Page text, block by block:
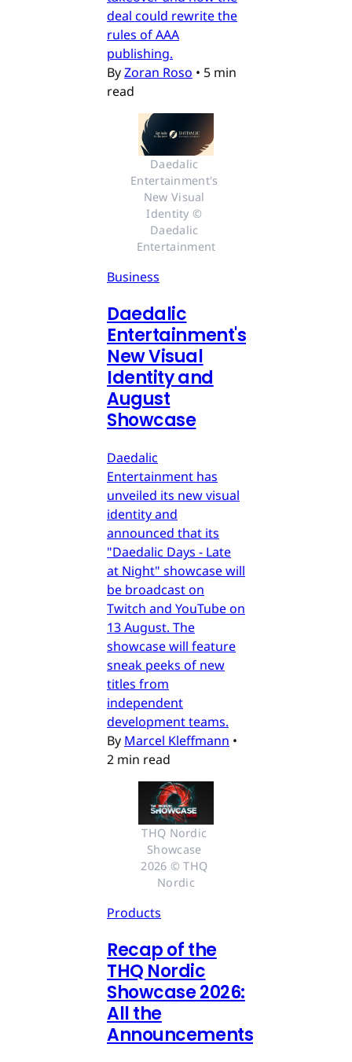
deal could rewrite the
rules of AAA
publishing.
ByZoran Roso • 5 min
read
Daedalic
Entertainment's
New Visual
Identity ©
Daedalic
Entertainment
Business
Daedalic
Entertainment's
New Visual
Identity and
August
Showcase
Daedalic
Entertainment has
unveiled its new visual
identity and
announced that its
"Daedalic Days - Late
at Night" showcase will
be broadcast on
Twitch and YouTube on
13 August. The
showcase will feature
sneak peeks of new
titles from
independent
development teams.
By Marcel Kleffmann •
2 min read
THQ Nordic
Showcase
2026 © THQ
Nordic
Products
Recap of the
THQ Nordic
Showcase 2026:
All the
Announcements